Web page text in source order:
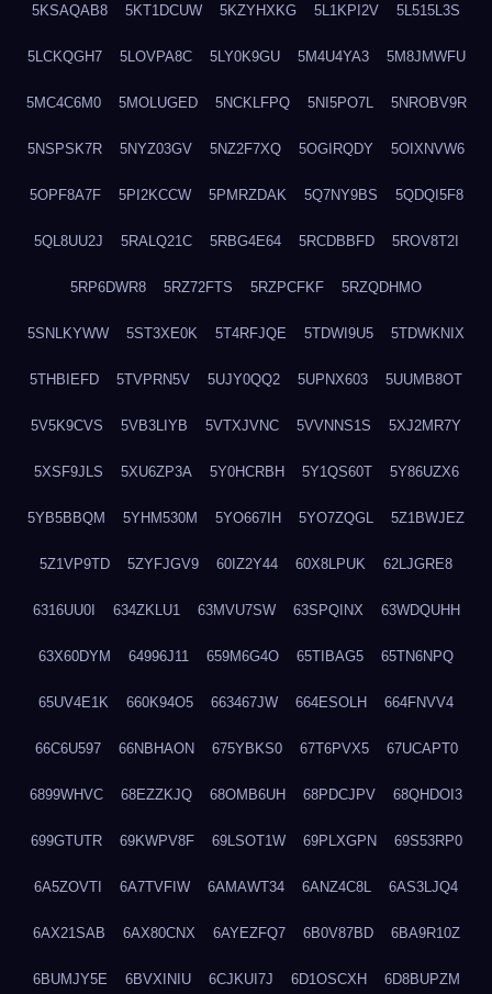
5KSAQAB8 5KT1DCUW 5KZYHXKG 5L1KPI2V 5L515L3S
5LCKQGH7 5LOVPA8C 5LY0K9GU 5M4U4YA3 5M8JMWFU
5MC4C6M0 5MOLUGED 5NCKLFPQ 5NI5PO7L 5NROBV9R
5NSPSK7R 5NYZ03GV 5NZ2F7XQ 5OGIRQDY 5OIXNVW6
5OPF8A7F 5PI2KCCW 5PMRZDAK 5Q7NY9BS 5QDQI5F8
5QL8UU2J 5RALQ21C 5RBG4E64 5RCDBBFD 5ROV8T2I
5RP6DWR8 5RZ72FTS 5RZPCFKF 5RZQDHMO
5SNLKYWW 5ST3XE0K 5T4RFJQE 5TDWI9U5 5TDWKNIX
5THBIEFD 5TVPRN5V 5UJY0QQ2 5UPNX603 5UUMB8OT
5V5K9CVS 5VB3LIYB 5VTXJVNC 5VVNNS1S 5XJ2MR7Y
5XSF9JLS 5XU6ZP3A 5Y0HCRBH 5Y1QS60T 5Y86UZX6
5YB5BBQM 5YHM530M 5YO667IH 5YO7ZQGL 5Z1BWJEZ
5Z1VP9TD 5ZYFJGV9 60IZ2Y44 60X8LPUK 62LJGRE8
6316UU0I 634ZKLU1 63MVU7SW 63SPQINX 63WDQUHH
63X60DYM 64996J11 659M6G4O 65TIBAG5 65TN6NPQ
65UV4E1K 660K94O5 663467JW 664ESOLH 664FNVV4
66C6U597 66NBHAON 675YBKS0 67T6PVX5 67UCAPT0
6899WHVC 68EZZKJQ 68OMB6UH 68PDCJPV 68QHDOI3
699GTUTR 69KWPV8F 69LSOT1W 69PLXGPN 69S53RP0
6A5ZOVTI 6A7TVFIW 6AMAWT34 6ANZ4C8L 6AS3LJQ4
6AX21SAB 6AX80CNX 6AYEZFQ7 6B0V87BD 6BA9R10Z
6BUMJY5E 6BVXINIU 6CJKUI7J 6D1OSCXH 6D8BUPZM